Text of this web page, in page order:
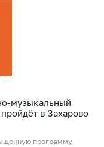
музыкальный
в Захарово
программу